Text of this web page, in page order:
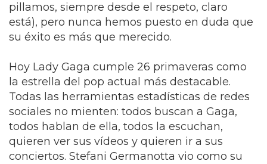
pillamos, siempre desde el respeto, claro
está), pero nunca hemos puesto en duda que
su éxito es más que merecido.
Hoy Lady Gaga cumple 26 primaveras como
la estrella del pop actual más destacable.
Todas las herramientas estadísticas de redes
sociales no mienten: todos buscan a Gaga,
todos hablan de ella, todos la escuchan,
quieren ver sus vídeos y quieren ir a sus
conciertos. Stefani Germanotta vio como su